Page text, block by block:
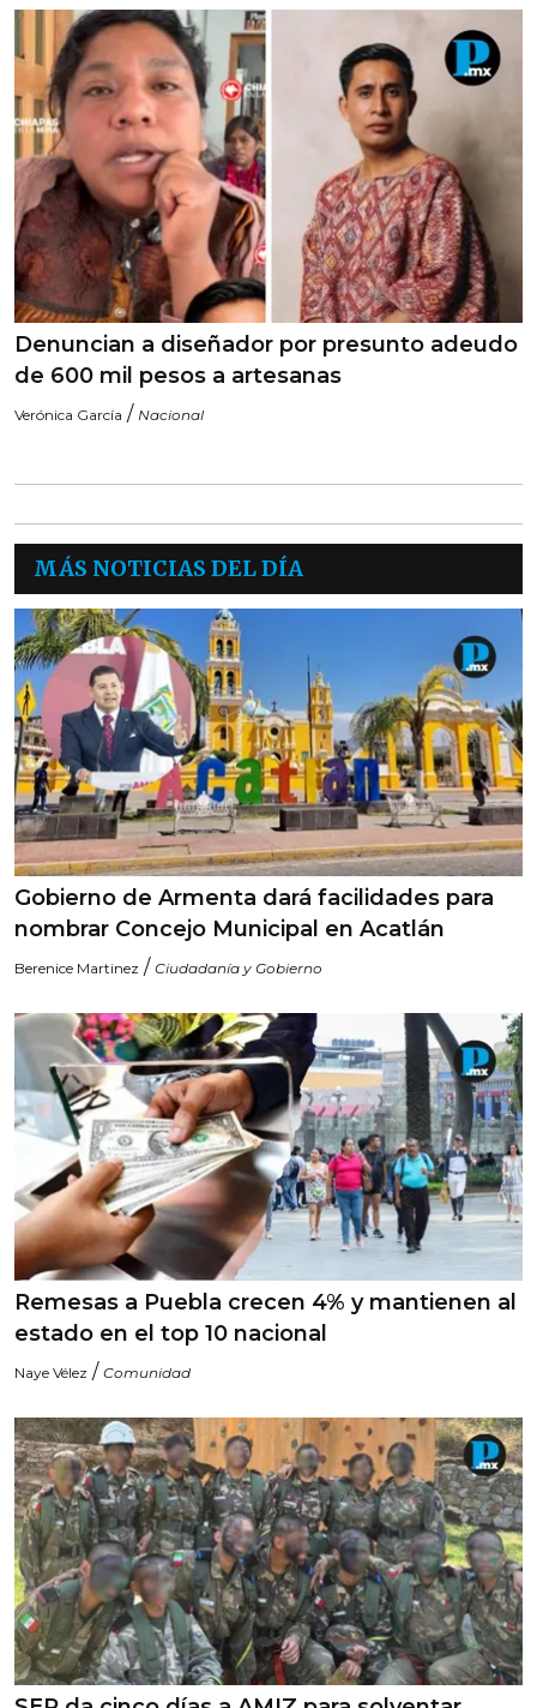
Denuncian a diseñador por presunto adeudo
de 600 mil pesos a artesanas
Verónica García / Nacional
MÁS NOTICIAS DEL DÍA
Gobierno de Armenta dará facilidades para
nombrar Concejo Municipal en Acatlán
Berenice Martinez / Ciudadanía y Gobierno
Remesas a Puebla crecen 4% y mantienen al
estado en el top 10 nacional
Naye Vélez / Comunidad